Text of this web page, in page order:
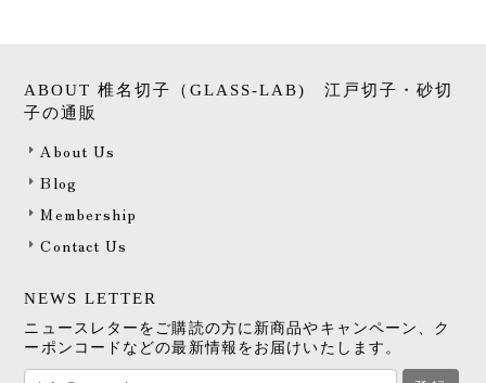
ABOUT 椎名切子（GLASS-LAB) 江戸切子・砂切
子の通販
About Us
Blog
Membership
Contact Us
NEWS LETTER
ニュースレターをご購読の方に新商品やキャンペーン、ク
ーポンコードなどの最新情報をお届けいたします。